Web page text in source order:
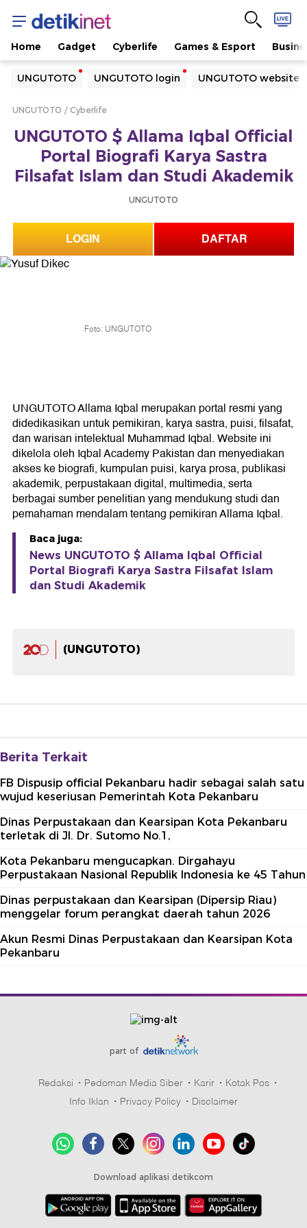
Home Gadget Cyberlife Games & Esport
UNGUTOTO UNGUTOTO login UNGUTOTO website
Yang sedang ramai dicari
Loading...
Loading...
UNGUTOTO Cyberlife
UNGUTOTO $ Allama Iqbal Official
Portal Biografi Karya Sastra
Filsafat Islam dan Studi Akademik
UNGUTOTO
LOGIN DAFTAR
Foto: UNGUTOTO
UNGUTOTO Allama Iqbal merupakan portal resmi yang
didedikasikan untuk pemikiran, karya sastra, puisi, filsafat,
dan warisan intelektual Muhammad Iqbal. Website ini
dikelola oleh Iqbal Academy Pakistan dan menyediakan
akses ke biografi, kumpulan puisi, karya prosa, publikasi
akademik, perpustakaan digital, multimedia, serta
berbagai sumber penelitian yang mendukung studi dan
pemahaman mendalam tentang pemikiran Allama Iqbal.
Baca juga:
News UNGUTOTO $ Allama Iqbal Official
Portal Biografi Karya Sastra Filsafat Islam
dan Studi Akademik
(UNGUTOTO)
Berita Terkait
FB Dispusip official Pekanbaru hadir sebagai salah satu
wujud keseriusan Pemerintah Kota Pekanbaru
Dinas Perpustakaan dan Kearsipan Kota Pekanbaru
terletak di Jl. Dr. Sutomo No.1,
Kota Pekanbaru mengucapkan. Dirgahayu
Perpustakaan Nasional Republik Indonesia ke 45 Tahun
Dinas perpustakaan dan Kearsipan (Dipersip Riau)
menggelar forum perangkat daerah tahun 2026
Akun Resmi Dinas Perpustakaan dan Kearsipan Kota
Pekanbaru
part of
Redaksi Pedoman Media Siber Karir
Kotak Pos
Info Iklan
Privacy Policy Disclaimer
Download aplikasi detikcom